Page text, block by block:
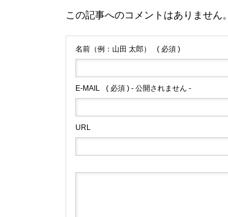
この記事へのコメントはありません。
名前（例：山田 太郎） ( 必須 )
E-MAIL ( 必須 ) - 公開されません -
URL